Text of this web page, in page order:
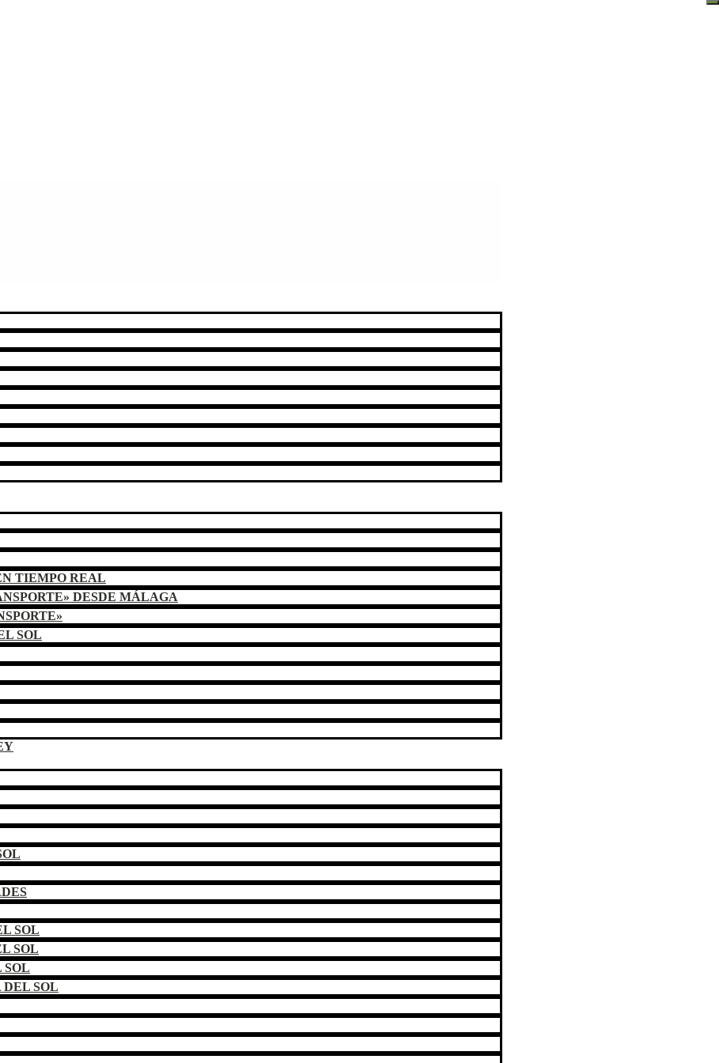
TIEMPO REAL
DESDE MÁLAGA
SOL
SOL
SOL
SOL
DEL SOL